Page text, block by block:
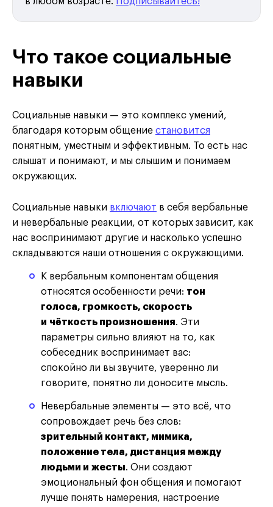
Что такое социальные
навыки
Социальные навыки — это комплекс умений,
благодаря которым общение становится
понятным, уместным и эффективным. То есть нас
слышат и понимают, и мы слышим и понимаем
окружающих.
Социальные навыки включают в себя вербальные
и невербальные реакции, от которых зависит, как
нас воспринимают другие и насколько успешно
складываются наши отношения с окружающими.
К вербальным компонентам общения
относятся особенности речи: тон
голоса, громкость, скорость
и чёткость произношения. Эти
параметры сильно влияют на то, как
собеседник воспринимает вас:
спокойно ли вы звучите, уверенно ли
говорите, понятно ли доносите мысль.
Невербальные элементы — это всё, что
сопровождает речь без слов:
зрительный контакт, мимика,
положение тела, дистанция между
людьми и жесты. Они создают
эмоциональный фон общения и помогают
лучше понять намерения, настроение